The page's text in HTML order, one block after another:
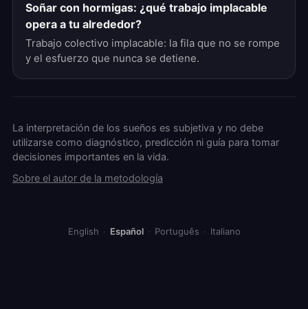
Soñar con hormigas: ¿qué trabajo implacable
opera a tu alrededor?
Trabajo colectivo implacable: la fila que no se rompe
y el esfuerzo que nunca se detiene.
La interpretación de los sueños es subjetiva y no debe
utilizarse como diagnóstico, predicción ni guía para tomar
decisiones importantes en la vida.
Sobre el autor de la metodología
English · Español · Português · Italiano